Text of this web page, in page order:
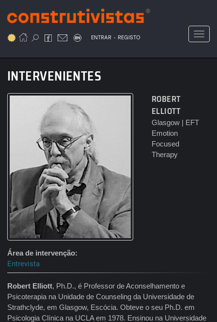
para
conteúdo
ENTRAR . REGISTO
INTERVENIENTES
ROBERT
ELLIOTT
Glasgow | EFT
Área de intervenção
Emotion
Focused
Therapy
Entrevista
Robert Elliott, Ph.D., é Professor de Aconselhamento e
Psicoterapia na Unidade de Counseling da Universidade de
Strathclyde, em Glasgow, Escócia. Obteve o seu Ph.D. em
Psicologia Clínica na UCLA em 1978. Ensinou na Universidade